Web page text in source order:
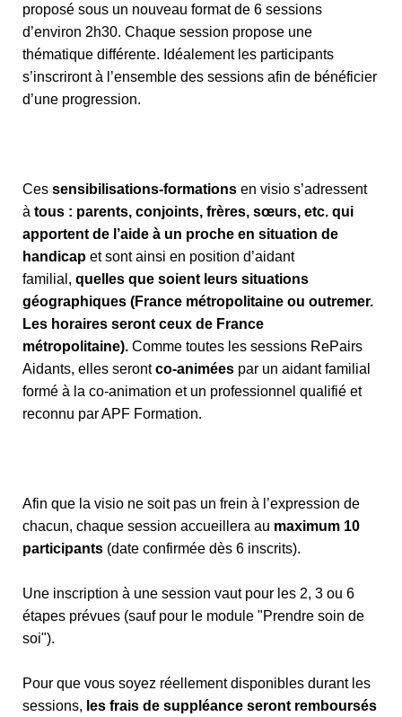
proposé sous un nouveau format de 6 sessions
d’environ 2h30. Chaque session propose une
thématique différente. Idéalement les participants
s’inscriront à l’ensemble des sessions afin de bénéficier
d’une progression.
Ces sensibilisations-formations en visio s’adressent
à tous : parents, conjoints, frères, sœurs, etc. qui
apportent de l’aide à un proche en situation de
handicap et sont ainsi en position d’aidant
familial, quelles que soient leurs situations
géographiques (France métropolitaine ou outremer.
Les horaires seront ceux de France
métropolitaine). Comme toutes les sessions RePairs
Aidants, elles serontco-animées par un aidant familial
formé à la co-animation et un professionnel qualifié et
reconnu par APF Formation.
Afin que la visio ne soit pas un frein à l’expression de
chacun, chaque session accueillera au maximum 10
participants (date confirmée dès 6 inscrits).
Une inscription à une session vaut pour les 2, 3 ou 6
étapes prévues (sauf pour le module "Prendre soin de
soi").
Pour que vous soyez réellement disponibles durant les
sessions, les frais de suppléance seront remboursés